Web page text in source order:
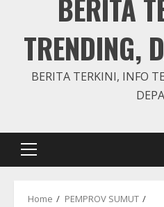
BERITA
TRENDING,
BERITA TERKINI, INFO
Primary
Home
PEMPROV SUMUT